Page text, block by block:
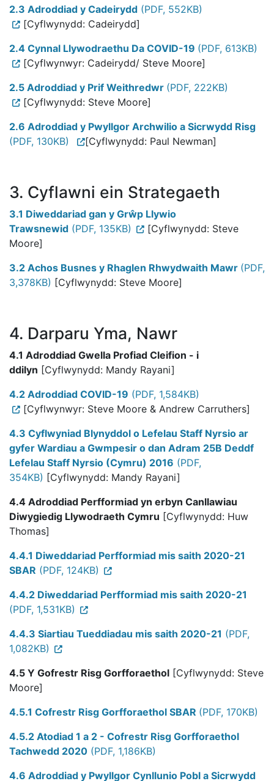
2.3 Adroddiad y Cadeirydd (PDF, 552KB)
[Cyflwynydd: Cadeirydd]
2.4 Cynnal Llywodraethu Da COVID-19 (PDF, 613KB)
[Cyflwynwyr: Cadeirydd/ Steve Moore]
2.5 Adroddiad y Prif Weithredwr (PDF, 222KB)
[Cyflwynydd: Steve Moore]
2.6 Adroddiad y Pwyllgor Archwilio a Sicrwydd Risg
(PDF, 130KB)
[Cyflwynydd: Paul Newman]
3. Cyflawni ein Strategaeth
3.1 Diweddariad gan y Grŵp Llywio
Trawsnewid (PDF, 135KB)
[Cyflwynydd: Steve
Moore]
3.2 Achos Busnes y Rhaglen Rhwydwaith Mawr (PDF,
3,378KB) [Cyflwynydd: Steve Moore]
4. Darparu Yma, Nawr
4.1 Adroddiad Gwella Profiad Cleifion - i
ddilyn [Cyflwynydd: Mandy Rayani]
4.2 Adroddiad COVID-19 (PDF, 1,584KB)
[Cyflwynwyr: Steve Moore & Andrew Carruthers]
4.3 Cyflwyniad Blynyddol o Lefelau Staff Nyrsio ar
gyfer Wardiau a Gwmpesir o dan Adram 25B Deddf
Lefelau Staff Nyrsio (Cymru) 2016 (PDF,
354KB) [Cyflwynydd: Mandy Rayani]
4.4 Adroddiad Perfformiad yn erbyn Canllawiau
Diwygiedig Llywodraeth Cymru [Cyflwynydd: Huw
Thomas]
4.4.1 Diweddariad Perfformiad mis saith 2020-21
SBAR (PDF, 124KB)
4.4.2 Diweddariad Perfformiad mis saith 2020-21
(PDF, 1,531KB)
4.4.3 Siartiau Tueddiadau mis saith 2020-21 (PDF,
1,082KB)
4.5 Y Gofrestr Risg Gorfforaethol [Cyflwynydd: Steve
Moore]
4.5.1 Cofrestr Risg Gorfforaethol SBAR (PDF, 170KB)
4.5.2 Atodiad 1 a 2 - Cofrestr Risg Gorfforaethol
Tachwedd 2020 (PDF, 1,186KB)
4.6 Adroddiad y Pwyllgor Cynllunio Pobl a Sicrwydd